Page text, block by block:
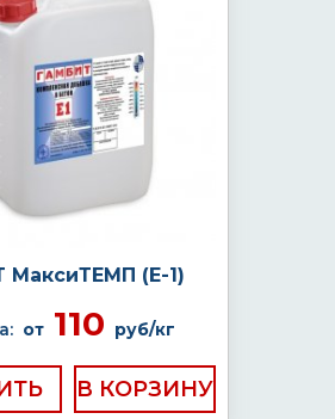
МаксиТЕМП (Е-1)
от110 руб/кг